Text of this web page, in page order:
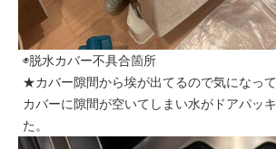
◉脱水カバー不具合箇所
★カバー隙間から埃が出てるので気になっ
カバーに隙間が空いてしまい水がドアパッ
た。